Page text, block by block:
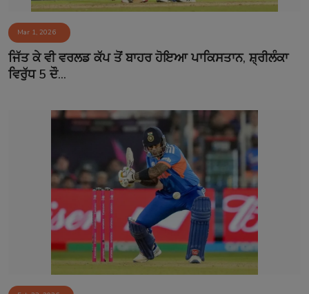
Mar 1, 2026
ਜਿੱਤ ਕੇ ਵੀ ਵਰਲਡ ਕੱਪ ਤੋਂ ਬਾਹਰ ਹੋਇਆ ਪਾਕਿਸਤਾਨ, ਸ਼੍ਰੀਲੰਕਾ
ਵਿਰੁੱਧ 5 ਦੌ...